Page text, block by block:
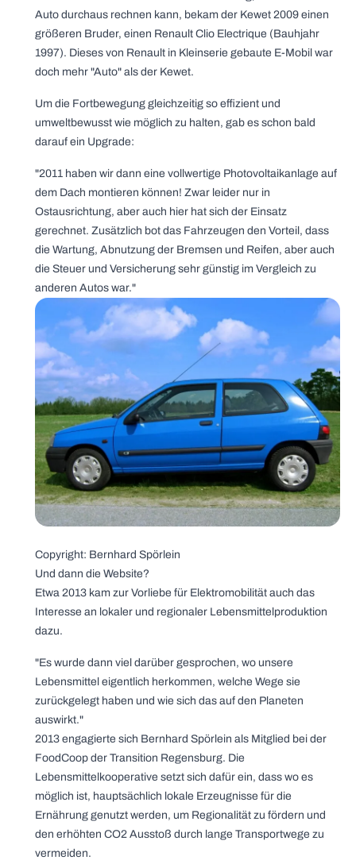
Auto durchaus rechnen kann, bekam der Kewet 2009 einen
größeren Bruder, einen Renault Clio Electrique (Bauhjahr
1997). Dieses von Renault in Kleinserie gebaute E-Mobil war
doch mehr "Auto" als der Kewet.
Um die Fortbewegung gleichzeitig so effizient und
umweltbewusst wie möglich zu halten, gab es schon bald
darauf ein Upgrade:
"2011 haben wir dann eine vollwertige Photovoltaikanlage auf
dem Dach montieren können! Zwar leider nur in
Ostausrichtung, aber auch hier hat sich der Einsatz
gerechnet. Zusätzlich bot das Fahrzeugen den Vorteil, dass
die Wartung, Abnutzung der Bremsen und Reifen, aber auch
die Steuer und Versicherung sehr günstig im Vergleich zu
anderen Autos war."
Copyright: Bernhard Spörlein
Und dann die Website?
Etwa 2013 kam zur Vorliebe für Elektromobilität auch das
Interesse an lokaler und regionaler Lebensmittelproduktion
dazu.
"Es wurde dann viel darüber gesprochen, wo unsere
Lebensmittel eigentlich herkommen, welche Wege sie
zurückgelegt haben und wie sich das auf den Planeten
auswirkt."
2013 engagierte sich Bernhard Spörlein als Mitglied bei der
FoodCoop der Transition Regensburg. Die
Lebensmittelkooperative setzt sich dafür ein, dass wo es
möglich ist, hauptsächlich lokale Erzeugnisse für die
Ernährung genutzt werden, um Regionalität zu fördern und
den erhöhten CO2 Ausstoß durch lange Transportwege zu
vermeiden.